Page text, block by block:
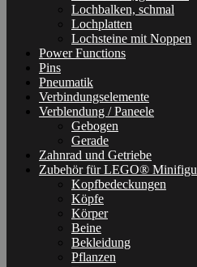
Lochbalken, schmal
Lochplatten
Lochsteine mit Noppen
Power Functions
Pins
Pneumatik
Verbindungselemente
Verblendung / Paneele
Gebogen
Gerade
Zahnrad und Getriebe
Zubehör für LEGO®
Kopfbedeckungen
Köpfe
Körper
Beine
Bekleidung
Pflanzen